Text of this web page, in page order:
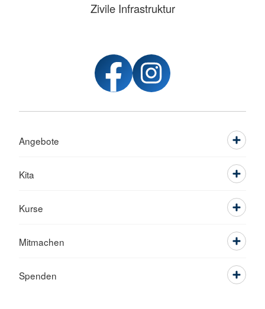
Zivile Infrastruktur
Angebote
Kita
Kurse
Mitmachen
Spenden